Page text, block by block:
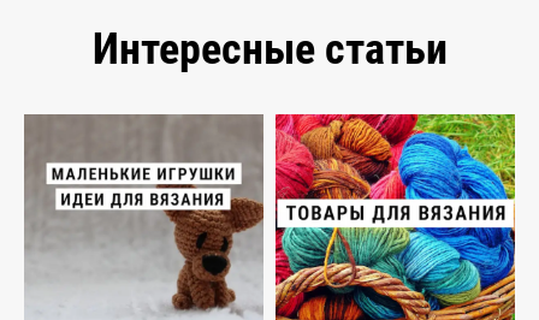
Интересные статьи